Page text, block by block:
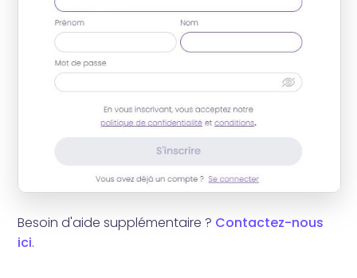
Besoin d'aide supplémentaire ? Contactez-nous
ici.